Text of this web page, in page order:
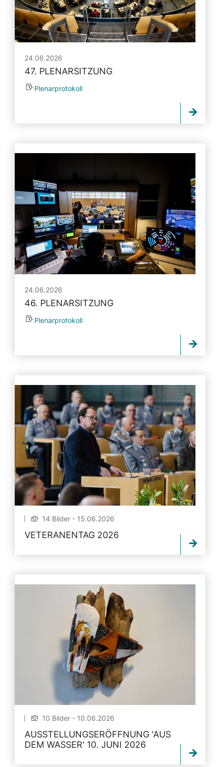
24.06.2026
47. PLENARSITZUNG
Plenarprotokoll
24.06.2026
46. PLENARSITZUNG
Plenarprotokoll
14 Bilder - 15.06.2026
VETERANENTAG 2026
10 Bilder - 10.06.2026
AUSSTELLUNGSERÖFFNUNG 'AUS
DEM WASSER' 10. JUNI 2026